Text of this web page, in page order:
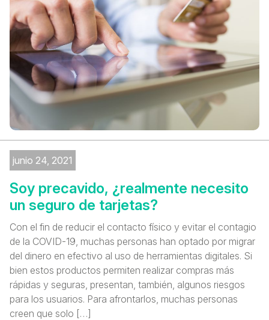
junio 24, 2021
Soy precavido, ¿realmente necesito
un seguro de tarjetas?
Con el fin de reducir el contacto físico y evitar el contagio
de la COVID-19, muchas personas han optado por migrar
del dinero en efectivo al uso de herramientas digitales. Si
bien estos productos permiten realizar compras más
rápidas y seguras, presentan, también, algunos riesgos
para los usuarios. Para afrontarlos, muchas personas
creen que solo […]